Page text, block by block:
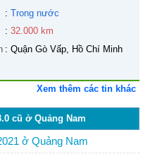
: Trong nước
: 32.000 km
: Quận Gò Vấp, Hồ Chí Minh
Xem thêm các tin khác
cũ ở Quảng Nam
ở Quảng Nam